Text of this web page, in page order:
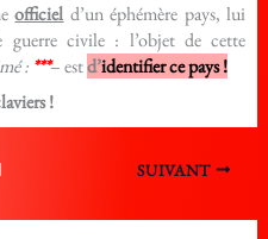
officiel d’un éphémère pays, lui
guerre civile : l’objet de cette
: ***– estd’identifier ce pays !
!
SUIVANT